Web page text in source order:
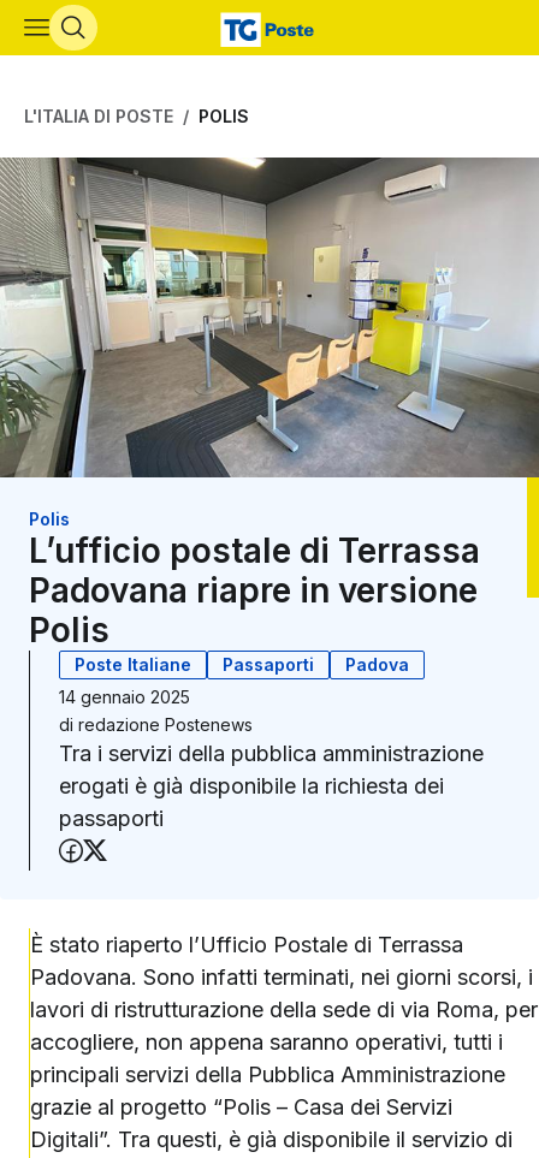
Vai al contenuto principale
L'ITALIA DI POSTE POLIS
Polis
L’ufficio postale di Terrassa
Padovana riapre in versione
Polis
Poste Italiane Passaporti
Padova
14 gennaio 2025
di redazione Postenews
Tra i servizi della pubblica amministrazione
erogati è già disponibile la richiesta dei
passaporti
Condividi su Facebook
È stato riaperto l’Ufficio Postale di Terrassa
Padovana. Sono infatti terminati, nei giorni scorsi, i
lavori di ristrutturazione della sede di via Roma, per
accogliere, non appena saranno operativi, tutti i
principali servizi della Pubblica Amministrazione
grazie al progetto “Polis – Casa dei Servizi
Digitali”. Tra questi, è già disponibile il servizio di